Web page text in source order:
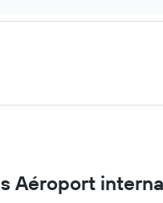
Aéroport